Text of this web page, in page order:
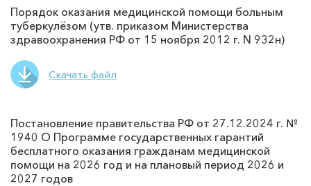
Порядок оказания медицинской помощи больным
туберкулёзом (утв. приказом Министерства
здравоохранения РФ от 15 ноября 2012 г. N 932н)
Скачать файл
Постановление правительства РФ от 27.12.2024 г. №
1940 О Программе государственных гарантий
бесплатного оказания гражданам медицинской
помощи на 2026 год и на плановый период 2026 и
2027 годов